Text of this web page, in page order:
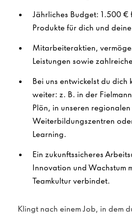
Jährliches Budget: 1.500 €
Produkte für dich und
Mitarbeiteraktien,
Leistungen sowie
Bei uns entwickelst du dich
weiter: z. B. in der
Plön, in unseren regionalen
Weiterbildungszentren
Learning.
Ein zukunftssicheres
Innovation und Wachstum
Teamkultur verbindet.
Klingt nach einem Job, in dem